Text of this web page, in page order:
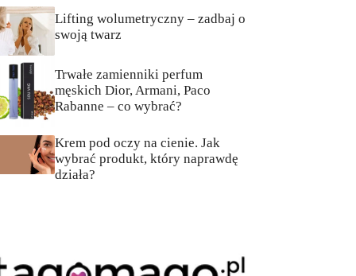
Lifting wolumetryczny – zadbaj o
swoją twarz
Trwałe zamienniki perfum
męskich Dior, Armani, Paco
Rabanne – co wybrać?
Krem pod oczy na cienie. Jak
wybrać produkt, który naprawdę
działa?